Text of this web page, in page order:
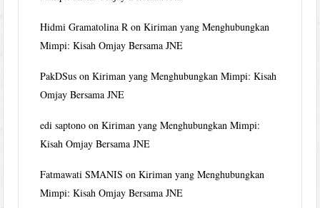
Hidmi Gramatolina R onKiriman yang Menghubungkan
Mimpi: Kisah Omjay Bersama JNE
PakDSus onKiriman yang Menghubungkan Mimpi: Kisah
Omjay Bersama JNE
edi saptono onKiriman yang Menghubungkan Mimpi:
Kisah Omjay Bersama JNE
Fatmawati SMANIS onKiriman yang Menghubungkan
Mimpi: Kisah Omjay Bersama JNE